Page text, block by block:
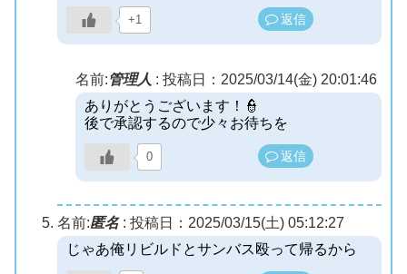
+1 返信
名前:管理人 : 投稿日：2025/03/14(金) 20:01:46
ありがとうございます！👮
後で承認するので少々お待ちを
0 返信
名前:匿名: 投稿日：2025/03/15(土) 05:12:27
じゃあ俺リビルドとサンバス殴って帰るから